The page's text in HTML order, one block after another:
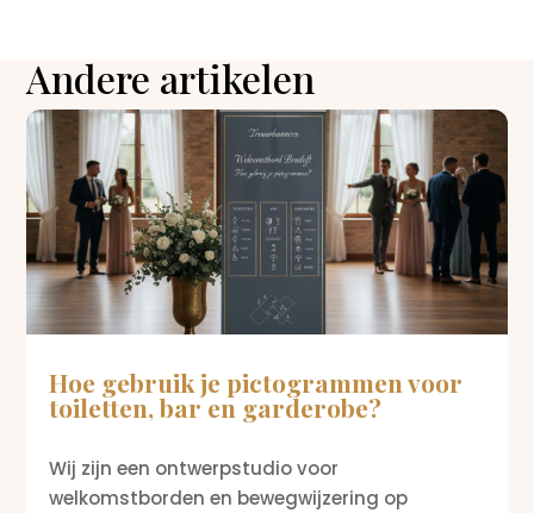
Andere artikelen
Hoe gebruik je pictogrammen voor
toiletten, bar en garderobe?
Wij zijn een ontwerpstudio voor
welkomstborden en bewegwijzering op